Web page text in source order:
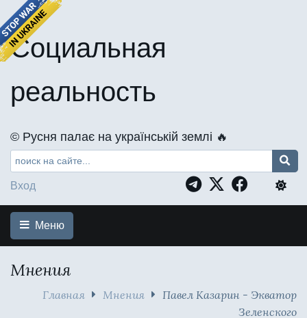
Социальная
реальность
©️ Русня палає на українській землі 🔥
Вход
Меню
Мнения
Главная Мнения
Павел Казарин - Экватор
Зеленского